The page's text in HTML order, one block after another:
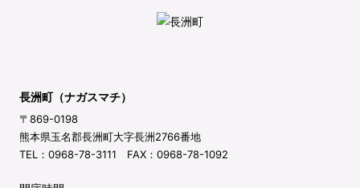
長洲町（ナガスマチ）
〒869-0198
熊本県玉名郡長洲町大字長洲2766番地
TEL：0968-78-3111 FAX：0968-78-1092